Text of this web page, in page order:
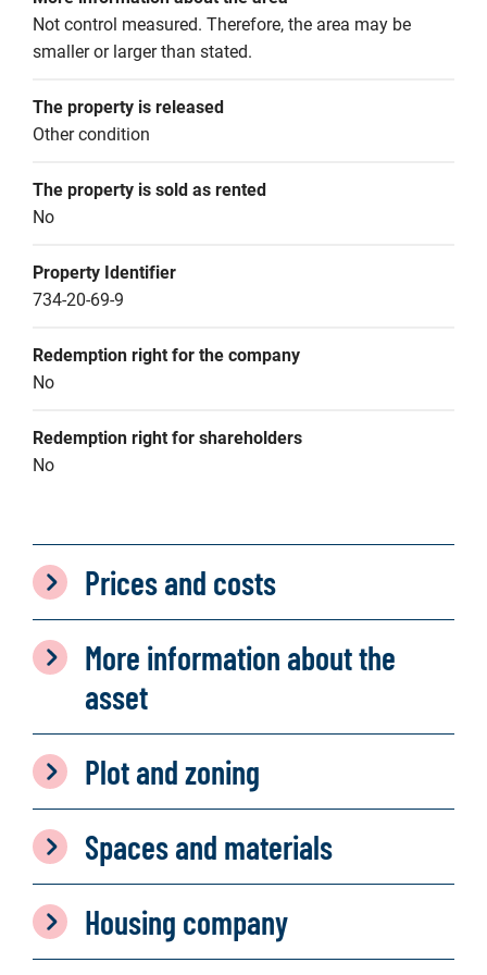
Not control measured. Therefore, the area may be
smaller or larger than stated.
The property is released
Other condition
The property is sold as rented
No
Property Identifier
734-20-69-9
Redemption right for the company
No
Redemption right for shareholders
No
Prices and costs
More information about the
asset
Plot and zoning
Spaces and materials
Housing company